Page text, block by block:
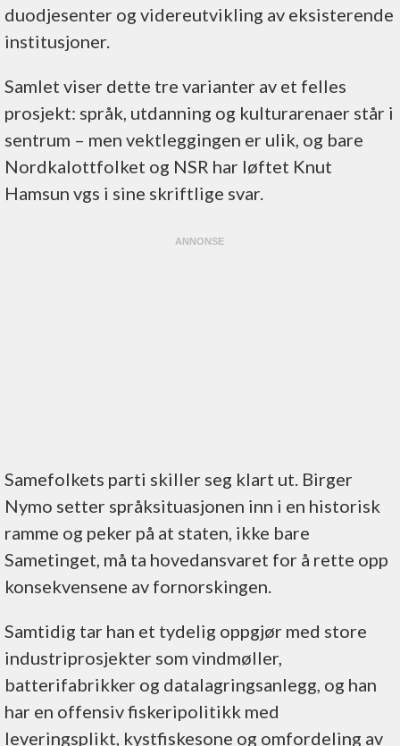
duodjesenter og videreutvikling av eksisterende
institusjoner.
Samlet viser dette tre varianter av et felles
prosjekt: språk, utdanning og kulturarenaer står i
sentrum – men vektleggingen er ulik, og bare
Nordkalottfolket og NSR har løftet Knut
Hamsun vgs i sine skriftlige svar.
Samefolkets parti skiller seg klart ut. Birger
Nymo setter språksituasjonen inn i en historisk
ramme og peker på at staten, ikke bare
Sametinget, må ta hovedansvaret for å rette opp
konsekvensene av fornorskingen.
Samtidig tar han et tydelig oppgjør med store
industriprosjekter som vindmøller,
batterifabrikker og datalagringsanlegg, og han
har en offensiv fiskeripolitikk med
leveringsplikt, kystfiskesone og omfordeling av